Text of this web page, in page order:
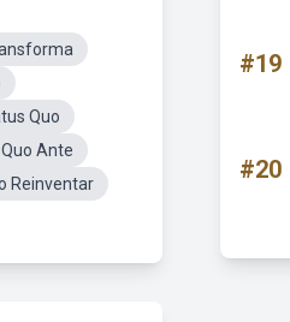
Quo
Ante
Reinventar
#19
#20